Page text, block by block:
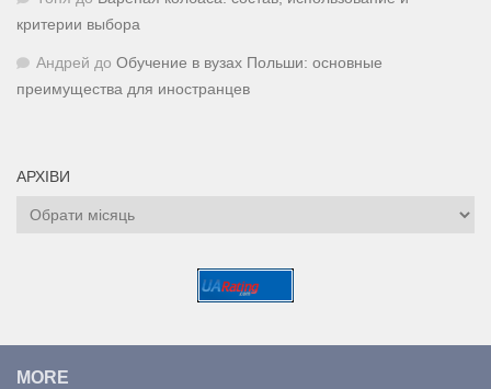
критерии выбора
Андрей до Обучение в вузах Польши: основные
преимущества для иностранцев
АРХІВИ
Архіви
MORE